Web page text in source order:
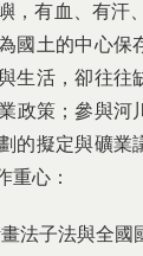
，有血、有汗
國土的中心
生活，卻往
政策；參與河
的擬定與礦
重心：
子法與全國